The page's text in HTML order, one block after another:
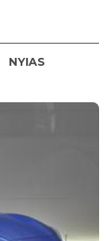
NYIAS